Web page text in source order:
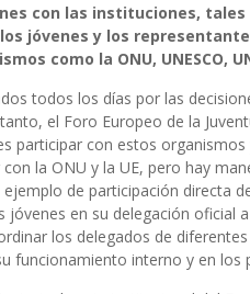
con las instituciones, tales
jóvenes y los
como la ONU, UNESCO,
todos los días por las
el Foro Europeo de la
participar con estos
la ONU y la UE, pero hay
ejemplo de participación directa
jóvenes en su delegación oficial
los delegados de
funcionamiento interno y en los